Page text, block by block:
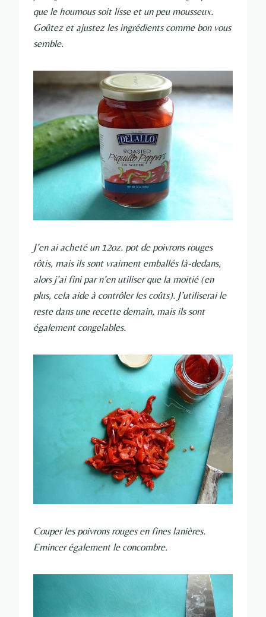
que le houmous soit lisse et un peu mousseux.
Goûtez et ajustez les ingrédients comme bon vous
semble.
J’en ai acheté un 12oz. pot de poivrons rouges
rôtis, mais ils sont vraiment emballés là-dedans,
alors j’ai fini par n’en utiliser que la moitié (en
plus, cela aide à contrôler les coûts). J’utiliserai le
reste dans une recette demain, mais ils sont
également congelables.
Couper les poivrons rouges en fines lanières.
Emincer également le concombre.